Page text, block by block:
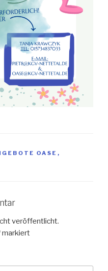
OASE ,
veröffentlicht.
markiert